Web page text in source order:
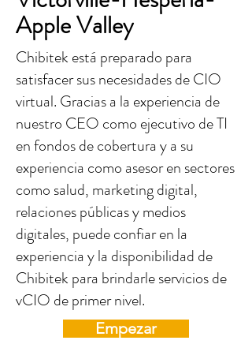
Apple Valley
Chibitek está preparado para
satisfacer sus necesidades de CIO
virtual. Gracias a la experiencia de
nuestro CEO como ejecutivo de TI
en fondos de cobertura y a su
experiencia como asesor en sectores
como salud, marketing digital,
relaciones públicas y medios
digitales, puede confiar en la
experiencia y la disponibilidad de
Chibitek para brindarle servicios de
vCIO de primer nivel.
Empezar